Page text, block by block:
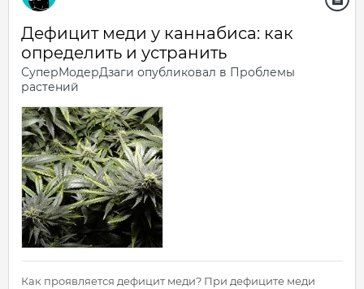
Дефицит меди у каннабиса: как
определить и устранить
СуперМодерДзаги опубликовал в Проблемы
растений
Как проявляется дефицит меди? При дефиците меди